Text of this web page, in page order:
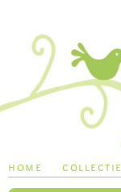
home collectie